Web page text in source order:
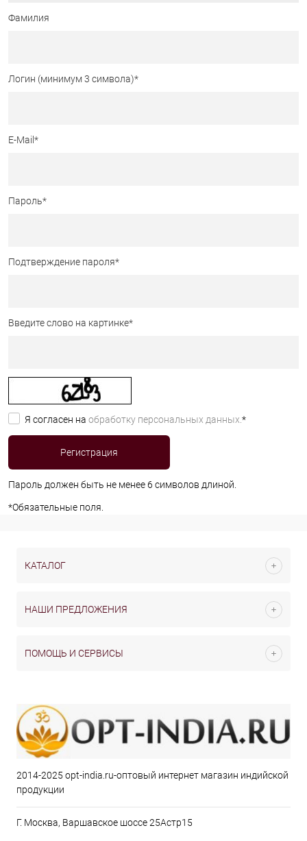
Фамилия
Логин (минимум 3 символа)*
E-Mail *
Пароль*
Подтверждение пароля*
Введите слово на картинке*
Я согласен на обработку персональных данных. *
Пароль должен быть не менее 6 символов длиной.
*Обязательные поля.
КАТАЛОГ
НАШИ ПРЕДЛОЖЕНИЯ
ПОМОЩЬ И СЕРВИСЫ
2014-2025 opt-india.ru-оптовый интернет магазин индийской
продукции
Г. Москва, Варшавское шоссе 25Астр15